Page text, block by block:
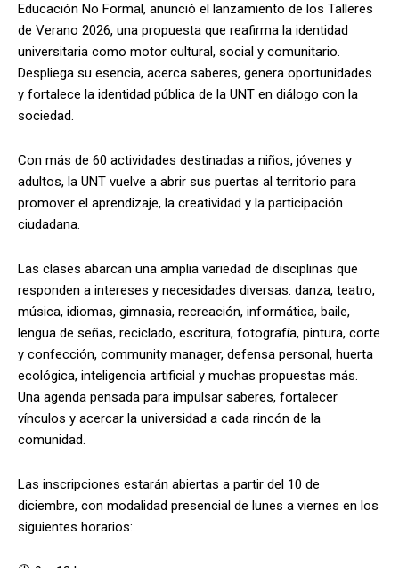
Educación No Formal, anunció el lanzamiento de los Talleres
de Verano 2026, una propuesta que reafirma la identidad
universitaria como motor cultural, social y comunitario.
Despliega su esencia, acerca saberes, genera oportunidades
y fortalece la identidad pública de la UNT en diálogo con la
sociedad.
Con más de 60 actividades destinadas a niños, jóvenes y
adultos, la UNT vuelve a abrir sus puertas al territorio para
promover el aprendizaje, la creatividad y la participación
ciudadana.
Las clases abarcan una amplia variedad de disciplinas que
responden a intereses y necesidades diversas: danza, teatro,
música, idiomas, gimnasia, recreación, informática, baile,
lengua de señas, reciclado, escritura, fotografía, pintura, corte
y confección, community manager, defensa personal, huerta
ecológica, inteligencia artificial y muchas propuestas más.
Una agenda pensada para impulsar saberes, fortalecer
vínculos y acercar la universidad a cada rincón de la
comunidad.
Las inscripciones estarán abiertas a partir del 10 de
diciembre, con modalidad presencial de lunes a viernes en los
siguientes horarios: